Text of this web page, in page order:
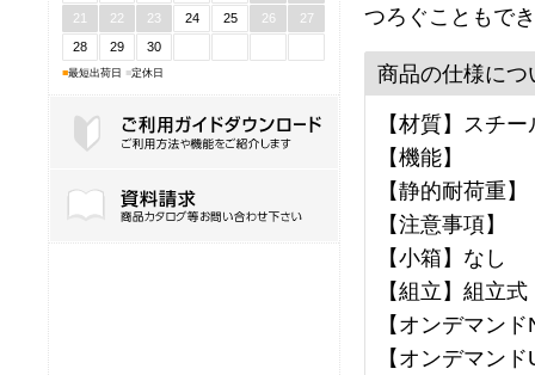
21
22 23 24 25 26
27
28
29 30
■最短出荷日 ■定休日
つろぐこともで
商品の仕様につ
【材質】スチ
【機能】
【静的耐荷重】
【注意事項】
【小箱】なし
【組立】組立式
【オンデマン
【オンデマン